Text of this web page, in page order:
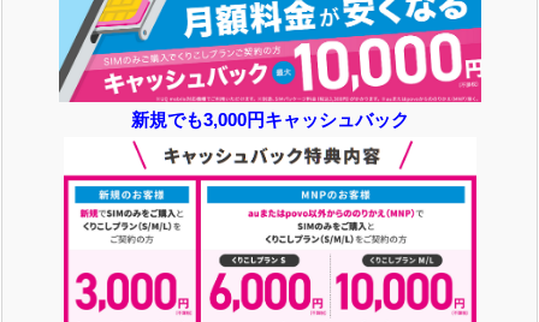
新規でも3,000円キャッシュバック